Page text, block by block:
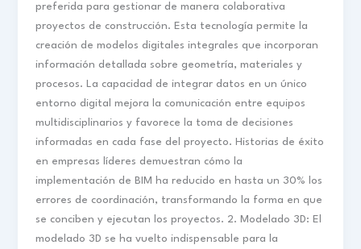
preferida para gestionar de manera colaborativa
proyectos de construcción. Esta tecnología permite la
creación de modelos digitales integrales que incorporan
información detallada sobre geometría, materiales y
procesos. La capacidad de integrar datos en un único
entorno digital mejora la comunicación entre equipos
multidisciplinarios y favorece la toma de decisiones
informadas en cada fase del proyecto. Historias de éxito
en empresas líderes demuestran cómo la
implementación de BIM ha reducido en hasta un 30% los
errores de coordinación, transformando la forma en que
se conciben y ejecutan los proyectos. 2. Modelado 3D: El
modelado 3D se ha vuelto indispensable para la